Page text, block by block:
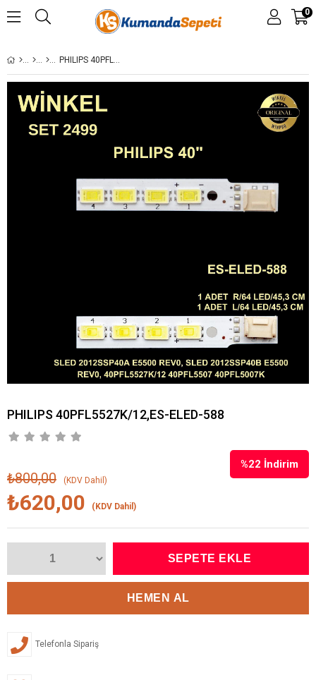
0
PHILIPS 40PFL5527K/12,ES-ELED-588
PHILIPS 40PFL5527K/12,ES-ELED-588
%22 İndirim
₺800,00 (KDV Dahil)
₺620,00 (KDV Dahil)
Telefonla Sipariş